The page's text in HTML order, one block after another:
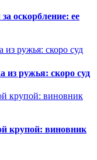
оскорбление: ее
из ружья: скоро суд
крупой: виновник